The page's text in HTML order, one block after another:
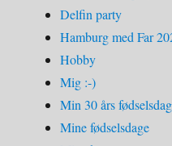
Delfin party
Hamburg med Far
Hobby
Mig :-)
Min 30 års fødselsdag
Mine fødselsdage